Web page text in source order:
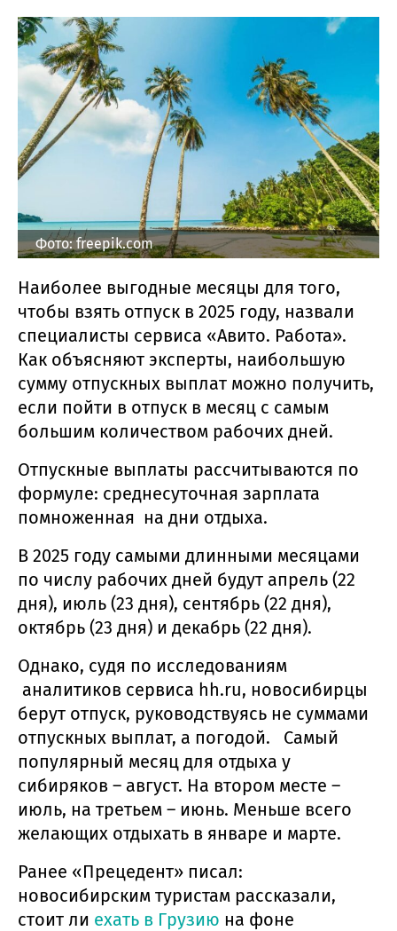
Фото: freepik.com
Наиболее выгодные месяцы для того,
чтобы взять отпуск в 2025 году, назвали
специалисты сервиса «Авито. Работа».
Как объясняют эксперты, наибольшую
сумму отпускных выплат можно получить,
если пойти в отпуск в месяц с самым
большим количеством рабочих дней.
Отпускные выплаты рассчитываются по
формуле: среднесуточная зарплата
помноженная на дни отдыха.
В 2025 году самыми длинными месяцами
по числу рабочих дней будут апрель (22
дня), июль (23 дня), сентябрь (22 дня),
октябрь (23 дня) и декабрь (22 дня).
Однако, судя по исследованиям
аналитиков сервиса hh.ru, новосибирцы
берут отпуск, руководствуясь не суммами
отпускных выплат, а погодой. Самый
популярный месяц для отдыха у
сибиряков – август. На втором месте –
июль, на третьем – июнь. Меньше всего
желающих отдыхать в январе и марте.
Ранее «Прецедент» писал:
новосибирским туристам рассказали,
стоит ли ехать в Грузию на фоне